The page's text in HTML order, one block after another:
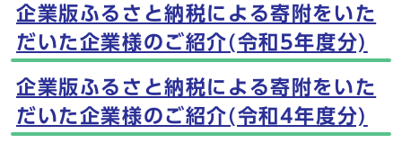
企業版ふるさと納税による寄附をいた
だいた企業様のご紹介(令和5年度分)
企業版ふるさと納税による寄附をいた
だいた企業様のご紹介(令和4年度分)